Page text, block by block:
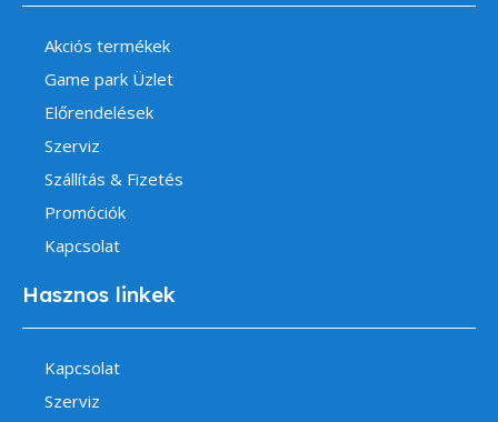
Akciós termékek
Game park Üzlet
Előrendelések
Szerviz
Szállítás & Fizetés
Promóciók
Kapcsolat
Hasznos linkek
Kapcsolat
Szerviz